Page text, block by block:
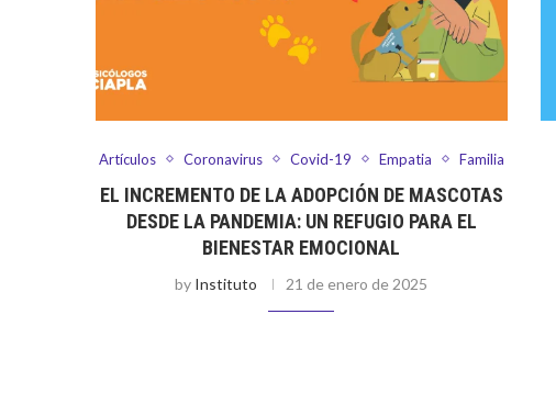
Artículos Coronavirus Covid-19 Empatia Familia
EL INCREMENTO DE LA ADOPCIÓN DE MASCOTAS
DESDE LA PANDEMIA: UN REFUGIO PARA EL
BIENESTAR EMOCIONAL
by Instituto 21 de enero de 2025